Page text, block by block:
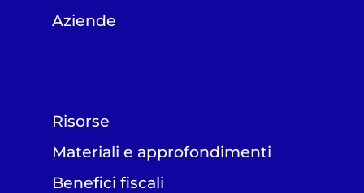
Aziende
Risorse
Materiali e approfondimenti
Benefici fiscali